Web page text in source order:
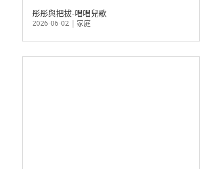
彤彤與把拔-唱唱兒歌
2026-06-02 | 家庭